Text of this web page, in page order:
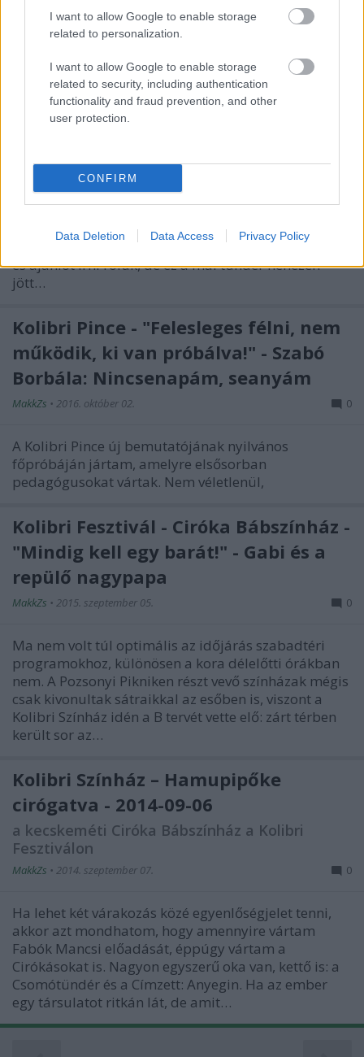
I want to allow Google to enable storage
related to personalization.
I want to allow Google to enable storage
related to security, including authentication
functionality and fraud prevention, and other
user protection.
CONFIRM
Data Deletion Data Access Privacy Policy
B32 Galéria – Manna - „Legyen hely a
mesének!” – A háromágú tölgyfa
tündére – Fabók Mancsi Bábszínháza
– 2020.03.08.
Gyerekként nagyon kevés bábszínházat láttam,
mindössze egy alkalomra emlékszem, de azóta, ha
néha eljutok egyszer-kétszer, az nagyon jól tud esni.
Különösen és kiemelten szeretem Fabók Mancsi
bábszínházát, több előadását már sikerült megnézni
és ajánlót írni róluk, de ez a mai tündér nehezen
jött…
Kolibri Pince - "Felesleges félni, nem
működik, ki van próbálva!" - Szabó
Borbála: Nincsenapám, seanyám
MakkZs • 2016. október 02. 0
A Kolibri Pince új bemutatójának nyilvános
főpróbáján jártam, amelyre elsősorban
pedagógusokat vártak. Nem véletlenül,
Kolibri Fesztivál - Ciróka Bábszínház -
"Mindig kell egy barát!" - Gabi és a
repülő nagypapa
MakkZs • 2015. szeptember 05. 0
Ma nem volt túl optimális az időjárás szabadtéri
programokhoz, különösen a kora délelőtti órákban
nem. A Pozsonyi Pikniken részt vevő színházak mégis
csak kivonultak sátraikkal az esőben is, viszont a
Kolibri Színház idén a B tervét vette elő: zárt térben
került sor az…
Kolibri Színház – Hamupipőke
cirógatva - 2014-09-06
a kecskeméti Ciróka Bábszínház a Kolibri
Fesztiválon
MakkZs • 2014. szeptember 07. 0
Ha lehet két várakozás közé egyenlőségjelet tenni,
akkor azt mondhatom, hogy amennyire vártam
Fabók Mancsi előadását, éppúgy vártam a
Cirókásokat is. Nagyon egyszerű oka van, kettő is: a
Csomótündér és a Címzett: Anyegin. Ha az ember
egy társulatot ritkán lát, de amit…